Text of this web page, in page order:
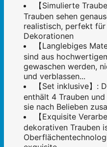
【Simulierte
Trauben sehen
realistisch, perfekt
Dekorationen
【Langlebiges
sind aus
gewaschen werden,
und verblassen...
【Set inklusive】:
enthält 4 Trauben
sie nach Belieben
【Exquisite
dekorativen Trauben